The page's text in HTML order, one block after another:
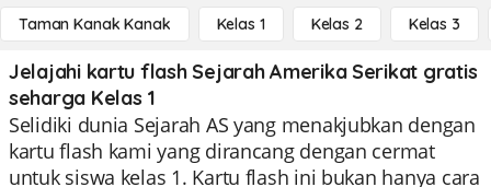
Taman Kanak Kanak Kelas 1 Kelas 2 Kelas 3
Jelajahi kartu flash Sejarah Amerika Serikat gratis
seharga Kelas 1
Selidiki dunia Sejarah AS yang menakjubkan dengan
kartu flash kami yang dirancang dengan cermat
untuk siswa kelas 1. Kartu flash ini bukan hanya cara